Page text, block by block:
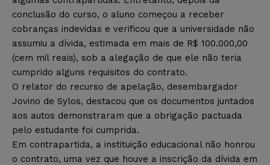
conclusão do curso, o aluno começou a receber
cobranças indevidas e verificou que a universidade não
assumiu a dívida, estimada em mais de R$ 100.000,00
(cem mil reais), sob a alegação de que ele não teria
cumprido alguns requisitos do contrato.
O relator do recurso de apelação, desembargador
Jovino de Sylos, destacou que os documentos juntados
aos autos demonstraram que a obrigação pactuada
pelo estudante foi cumprida.
Em contrapartida, a instituição educacional não honrou
o contrato, uma vez que houve a inscrição da dívida em